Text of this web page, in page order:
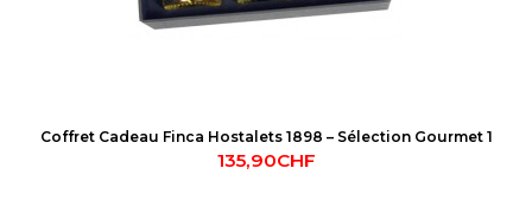
Coffret Cadeau Finca Hostalets 1898 – Sélection Gourmet 1
135,90CHF